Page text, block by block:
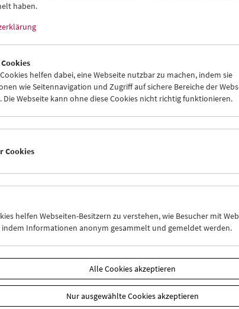
15 16
22 23
06
Mi 15.6.
haben.
helfen dabei, eine Webseite nutzbar zu machen, indem sie
wie Seitennavigation und Zugriff auf sichere Bereiche der
Die Webseite kann ohne diese Cookies nicht richtig funktionieren.
Cookies
helfen Webseiten-Besitzern zu verstehen, wie Besucher mit
indem Informationen anonym gesammelt und gemeldet werden.
Alle Cookies akzeptieren
Nur ausgewählte Cookies akzeptieren